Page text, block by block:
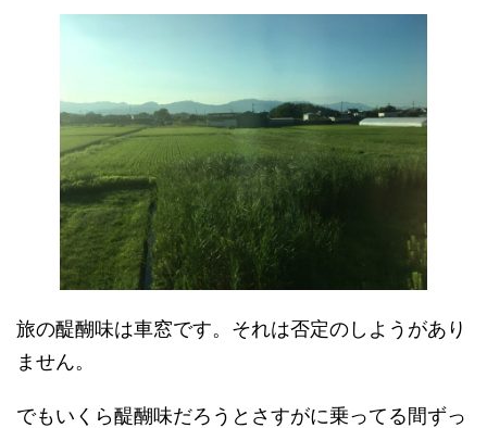
旅の醍醐味は車窓です。それは否定のしようがあり
ません。
でもいくら醍醐味だろうとさすがに乗ってる間ずっ